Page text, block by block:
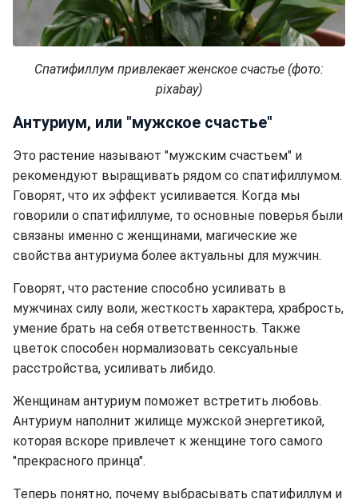
Спатифиллум привлекает женское счастье (фото:
pixabay)
Антуриум, или "мужское счастье"
Это растение называют "мужским счастьем" и
рекомендуют выращивать рядом со спатифиллумом.
Говорят, что их эффект усиливается. Когда мы
говорили о спатифиллуме, то основные поверья были
связаны именно с женщинами, магические же
свойства антуриума более актуальны для мужчин.
Говорят, что растение способно усиливать в
мужчинах силу воли, жесткость характера, храбрость,
умение брать на себя ответственность. Также
цветок способен нормализовать сексуальные
расстройства, усиливать либидо.
Женщинам антуриум поможет встретить любовь.
Антуриум наполнит жилище мужской энергетикой,
которая вскоре привлечет к женщине того самого
"прекрасного принца".
Теперь понятно, почему выбрасывать спатифиллум и